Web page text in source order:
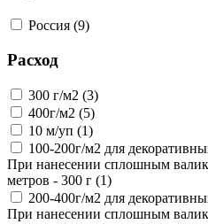
Россия (9)
Расход
300 г/м2 (3)
400г/м2 (5)
10 м/уп (1)
100-200г/м2 для
При нанесении сплошным
метров - 300 г (1)
200-400г/м2 для
При нанесении сплошным